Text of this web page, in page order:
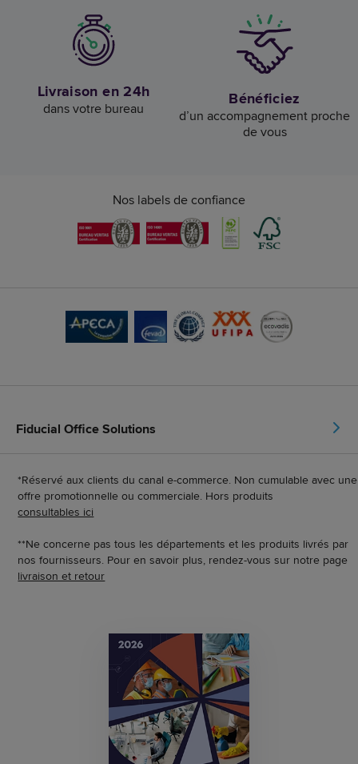
Livraison en 24h
dans votre bureau Bénéficiez
d’un accompagnement proche
de vous
Nos labels de confiance
Fiducial Office Solutions
*Réservé aux clients du canal e-commerce. Non cumulable avec une
offre promotionnelle ou commerciale. Hors produits
consultables ici
**Ne concerne pas tous les départements et les produits livrés par
nos fournisseurs. Pour en savoir plus, rendez-vous sur notre page
livraison et retour